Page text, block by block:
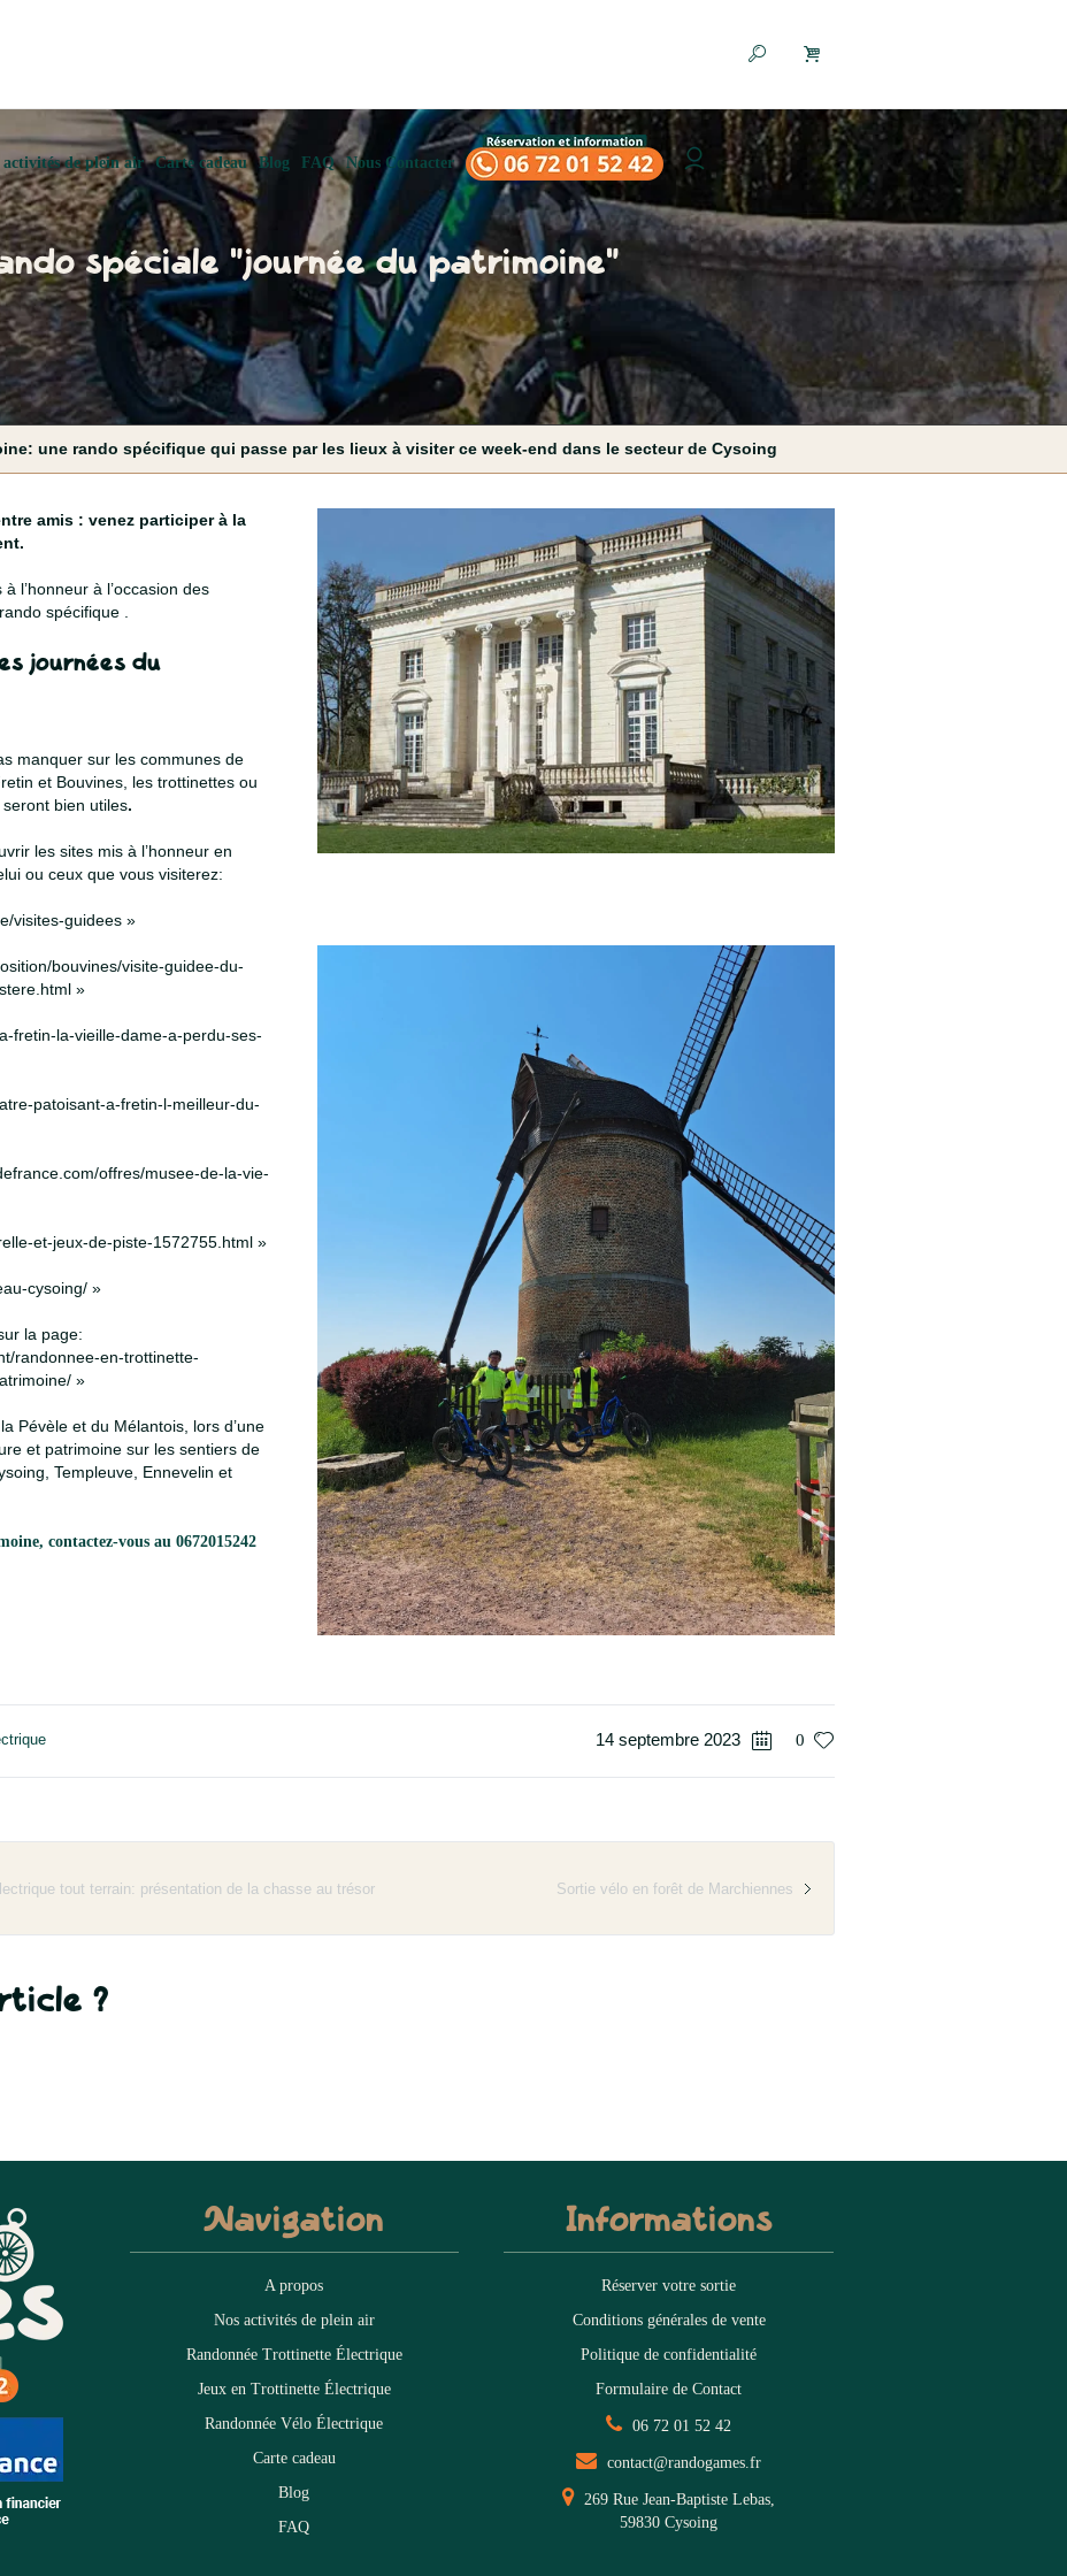
activités de plein air Carte cadeau Blog FAQ Nous Contacter
spéciale "journée du patrimoine"
une rando spécifique qui passe par les lieux à visiter ce week-end dans le secteur de Cysoing
amis : venez participer à la
l’honneur à l’occasion des
spécifique .
journées du
manquer sur les communes de
et Bouvines, les trottinettes ou
bien utiles.
les sites mis à l’honneur en
ou ceux que vous visiterez:
visites-guidees »
bouvines/visite-guidee-du-
»
fretin-la-vieille-dame-a-perdu-ses-
patoisant-a-fretin-l-meilleur-du-
offres/musee-de-la-vie-
et-jeux-de-piste-1572755.html »
cysoing/ »
la page:
randonnee-en-trottinette-
»
Pévèle et du Mélantois, lors d’une
et patrimoine sur les sentiers de
Templeuve, Ennevelin et
contactez-vous au 0672015242
14 septembre 2023 0
Sortie vélo en forêt de Marchiennes
tout terrain: présentation de la chasse au trésor
?
Navigation
A propos
Nos activités de plein air
Randonnée Trottinette Électrique
Jeux en Trottinette Électrique
Randonnée Vélo Électrique
Carte cadeau
Blog
FAQ
Informations
Réserver votre sortie
Conditions générales de vente
Politique de confidentialité
Formulaire de Contact
06 72 01 52 42
contact@randogames.fr
269 Rue Jean-Baptiste Lebas,
59830 Cysoing